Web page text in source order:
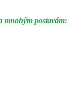
mnohým postavám: